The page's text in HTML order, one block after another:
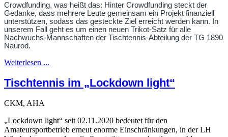
Crowdfunding, was heißt das: Hinter Crowdfunding steckt der
Gedanke, dass mehrere Leute gemeinsam ein Projekt finanziell
unterstützen, sodass das gesteckte Ziel erreicht werden kann. In
unserem Fall geht es um einen neuen Trikot-Satz für alle
Nachwuchs-Mannschaften der Tischtennis-Abteilung der TG 1890
Naurod.
Weiterlesen ...
Tischtennis im „Lockdown light“
CKM, AHA
„Lockdown light“ seit 02.11.2020 bedeutet für den
Amateursportbetrieb erneut enorme Einschränkungen, in der LH